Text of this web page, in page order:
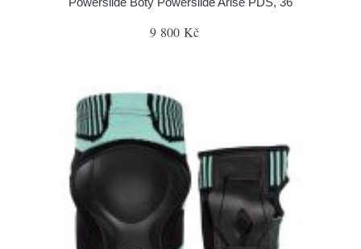
9 800 Kč